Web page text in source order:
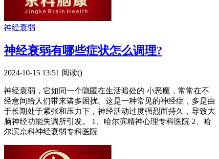
神经衰弱
神经衰弱有哪些症状怎么调理?
2024-10-15 13:51 阅读()
神经衰弱，它如同一个隐匿在生活暗处的 小恶魔，常常在不
经意间给人们带来诸多困扰。这是一种常见的神经症，多是由
于长期处于紧张和压力下，神经活动过度强烈而持久，导致大
脑神经功能失调所引发。 1、哈尔滨精神心理专科医院 2、哈
尔滨京科神经衰弱专科医院